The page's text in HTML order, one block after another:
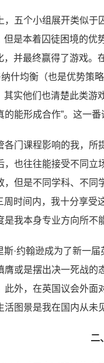
五个小组展开类似
但是本着囚徒困境的
，并最终赢得了游戏
什均衡（也是优势策
其实他们也清楚此类
能形成合作”。这一番
门课程影响的我，
也往往能接受不同
但是不同学科、不
时间内，我十分享受
我本身专业方向所不
·约翰逊成为了新一
或是摆出决一死战
外，在英国议会外
图景是我在国内从未
二